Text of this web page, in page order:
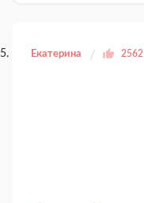
Екатерина 2562